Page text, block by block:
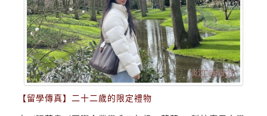
【留學傳真】二十二歲的限定禮物